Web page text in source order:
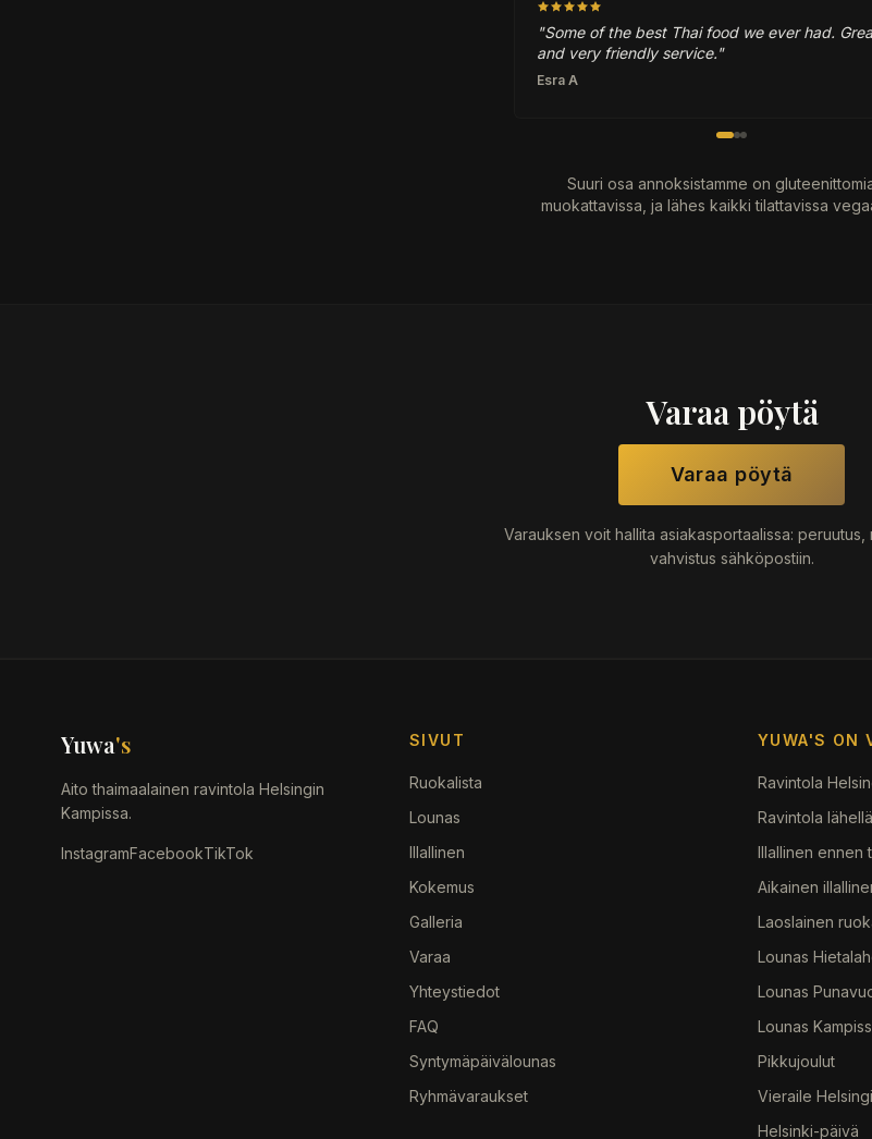
"Some of the best Thai food we ever had.
and very friendly service."
Esra A
Suuri osa annoksistamme on
muokattavissa, ja lähes kaikki tilattavissa
Varaa pöytä
Varaa pöytä
Varauksen voit hallita asiakasportaalissa: peruutus,
vahvistus sähköpostiin.
Yuwa's
Aito thaimaalainen ravintola Helsingin
Kampissa.
InstagramFacebookTikTok
SIVUT
Ruokalista
Lounas
Illallinen
Kokemus
Galleria
Varaa
Yhteystiedot
FAQ
Syntymäpäivälounas
Ryhmävaraukset
YUWA'S ON
Ravintola
Ravintola
Illallinen ennen
Aikainen
Laoslainen
Lounas
Lounas
Lounas
Pikkujoulut
Vieraile
Helsinki-päivä